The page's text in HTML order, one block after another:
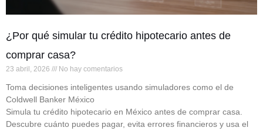
¿Por qué simular tu crédito hipotecario antes de
comprar casa?
23 abril, 2026 No hay comentarios
Toma decisiones inteligentes usando simuladores como el de
Coldwell Banker México
Simula tu crédito hipotecario en México antes de comprar casa.
Descubre cuánto puedes pagar, evita errores financieros y usa el